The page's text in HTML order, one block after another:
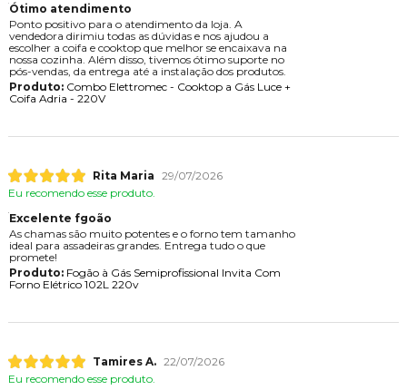
Ótimo atendimento
Ponto positivo para o atendimento da loja. A
vendedora dirimiu todas as dúvidas e nos ajudou a
escolher a coifa e cooktop que melhor se encaixava na
nossa cozinha. Além disso, tivemos ótimo suporte no
pós-vendas, da entrega até a instalação dos produtos.
Produto:Combo Elettromec - Cooktop a Gás Luce +
Coifa Adria - 220V
Rita Maria 29/07/2026
Eu recomendo esse produto.
Excelente fgoão
As chamas são muito potentes e o forno tem tamanho
ideal para assadeiras grandes. Entrega tudo o que
promete!
Produto:Fogão à Gás Semiprofissional Invita Com
Forno Elétrico 102L 220v
Tamires A. 22/07/2026
Eu recomendo esse produto.